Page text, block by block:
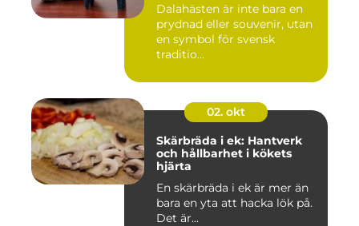
Dalahästen är inte bara en
prydnad eller souvenir, utan
en symbol för svensk
traditio...
02. okt
Skärbräda i ek: Hantverk
och hållbarhet i kökets
hjärta
En skärbräda i ek är mer än
bara en yta att hacka lök på.
Det är...